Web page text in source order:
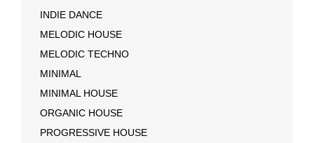
INDIE DANCE
MELODIC HOUSE
MELODIC TECHNO
MINIMAL
MINIMAL HOUSE
ORGANIC HOUSE
PROGRESSIVE HOUSE